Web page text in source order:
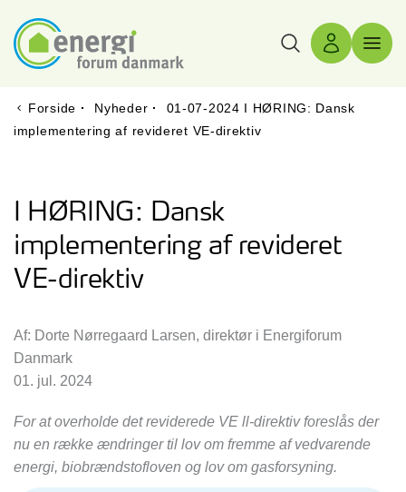
Søg Log ind
Forside · Nyheder ·
01-07-2024 I HØRING: Dansk
implementering af revideret VE-direktiv
I HØRING: Dansk
implementering af revideret
VE-direktiv
Af: Dorte Nørregaard Larsen, direktør i Energiforum
Danmark
01. jul. 2024
For at overholde det reviderede VE ll-direktiv foreslås der
nu en række ændringer til lov om fremme af vedvarende
energi, biobrændstofloven og lov om gasforsyning.